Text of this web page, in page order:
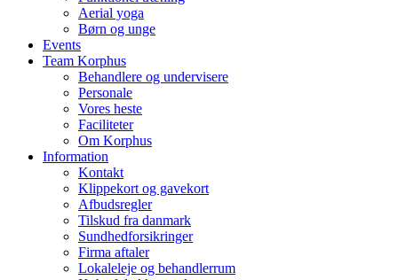
Aerial yoga
Børn og unge
Events
Team Korphus
Behandlere og undervisere
Personale
Vores heste
Faciliteter
Om Korphus
Information
Kontakt
Klippekort og gavekort
Afbudsregler
Tilskud fra danmark
Sundhedforsikringer
Firma aftaler
Lokaleleje og behandlerrum